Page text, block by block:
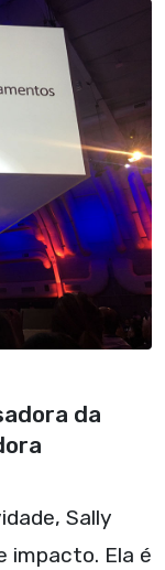
da
Sally
impacto. Ela é